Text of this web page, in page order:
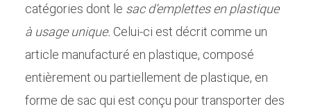
catégories dont le sac d’emplettes en plastique
à usage unique. Celui-ci est décrit comme un
article manufacturé en plastique, composé
entièrement ou partiellement de plastique, en
forme de sac qui est conçu pour transporter des